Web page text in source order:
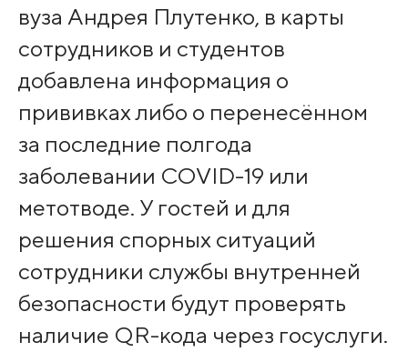
вуза Андрея Плутенко, в карты
сотрудников и студентов
добавлена информация о
прививках либо о перенесённом
за последние полгода
заболевании COVID-19 или
метотводе. У гостей и для
решения спорных ситуаций
сотрудники службы внутренней
безопасности будут проверять
наличие QR-кода через госуслуги.